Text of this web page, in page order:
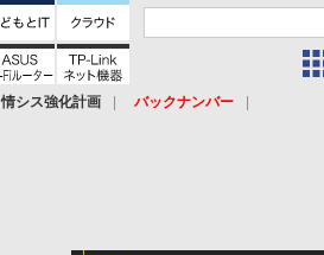
情シス強化計画
バックナンバー